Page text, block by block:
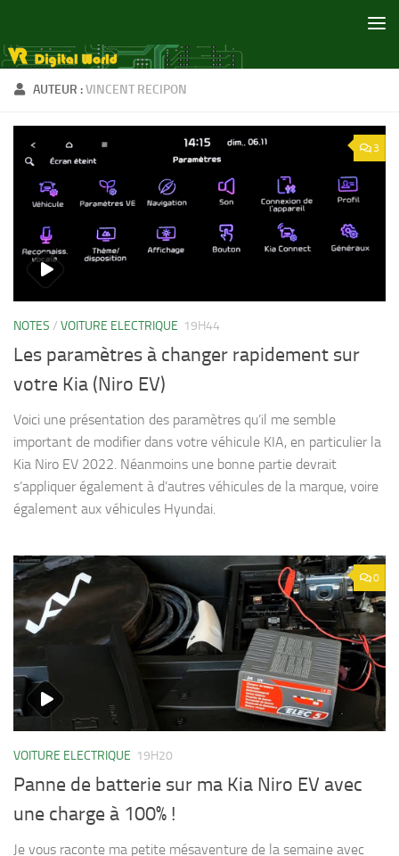
AUTEUR :VINCENT RECIPON
3
NOTES / VOITURE ELECTRIQUE 19H44
Les paramètres à changer rapidement sur
votre Kia (Niro EV)
Voici une présentation des paramètres qu’il me semble
important de modifier dans votre véhicule KIA, en particulier la
Kia Niro EV 2022. Néanmoins une bonne partie devrait
s’appliquer également à d’autres véhicules de la marque, voire
également aux véhicules Hyundai.
0
VOITURE ELECTRIQUE 19H20
Panne de batterie sur ma Kia Niro EV avec
une charge à 100% !
Je vous raconte ma petite mésaventure de la semaine avec